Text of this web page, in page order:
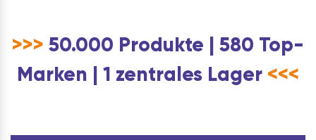
>>> 50.000 Produkte | 580 Top-
Marken | 1 zentrales Lager <<<